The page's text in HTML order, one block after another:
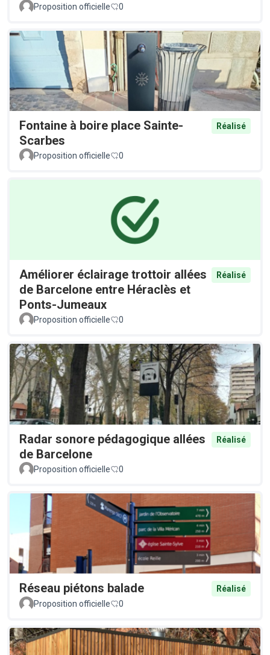
Proposition officielle 0
Fontaine à boire place Sainte-
Scarbes
Réalisé
Proposition officielle 0
Améliorer éclairage trottoir allées
de Barcelone entre Héraclès et
Ponts-Jumeaux
Réalisé
Proposition officielle 0
Radar sonore pédagogique allées
de Barcelone
Réalisé
Proposition officielle 0
Réseau piétons balade
Réalisé
Proposition officielle
0